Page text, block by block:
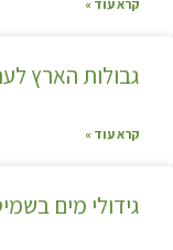
קרא עוד »
גבולות הארץ
קרא עוד »
גידולי מים